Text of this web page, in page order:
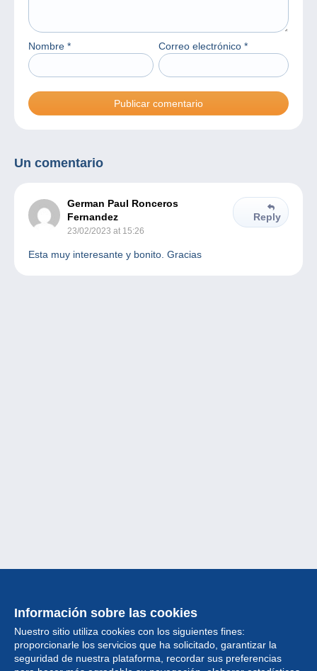
Nombre * Correo electrónico *
Un comentario
German Paul Ronceros
Fernandez
23/02/2023 at 15:26
Reply
Esta muy interesante y bonito. Gracias
Información sobre las cookies
Nuestro sitio utiliza cookies con los siguientes fines:
proporcionarle los servicios que ha solicitado, garantizar la
seguridad de nuestra plataforma, recordar sus preferencias